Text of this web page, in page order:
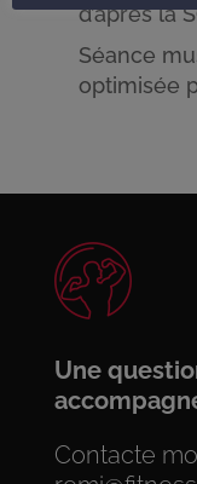
d’après la
Séance
optimisée
Une
Contacte